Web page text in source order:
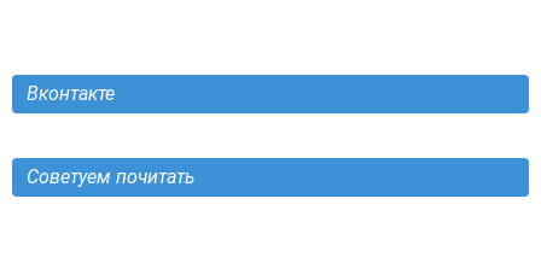
Вконтакте
Советуем почитать